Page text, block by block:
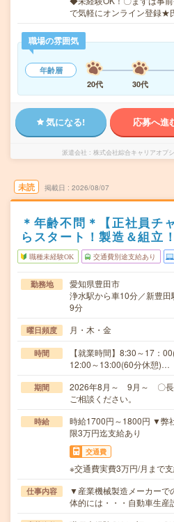
で気軽にオンライン登録★
職場の雰囲気
年齢層
20代
30代
気になる! 応募へ進
派遣会社 株式会社綜合キャリアオプ
未読 掲載日 2026/08/07
＊年齢不問＊【正社員チ
らスタート！製造＆組立！
職種未経験OK 交通費別途支給あり
勤務地
愛知県豊田市
浄水駅から車10分／新豊
9分
曜日頻度 月・木・金
時間
【就業時間】8:30～17：
12:00～13:00(60分休憩)…
期間
2026年8月～ 9月～ 〇長
ご相談ください。
時給
時給1700円～1800円 ▼弊
限3万円迄支給あり
交通費
※交通費実費3万円/月まで
仕事内容
▼産業機械製造メーカー
体的には・・・自動車生